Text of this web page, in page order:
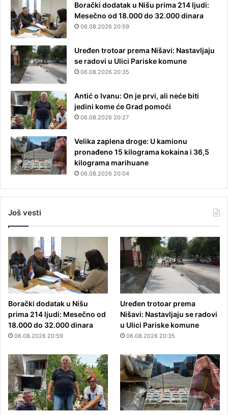
Borački dodatak u Nišu prima 214 ljudi:
Mesečno od 18.000 do 32.000 dinara
06.08.2026 20:59
Uređen trotoar prema Nišavi: Nastavljaju
se radovi u Ulici Pariske komune
06.08.2026 20:35
Antić o Ivanu: On je prvi, ali neće biti
jedini kome će Grad pomoći
06.08.2026 20:27
Velika zaplena droge: U kamionu
pronađeno 15 kilograma kokaina i 36,5
kilograma marihuane
06.08.2026 20:04
Još vesti
Borački dodatak u Nišu
prima 214 ljudi: Mesečno od
18.000 do 32.000 dinara
06.08.2026 20:59
Uređen trotoar prema
Nišavi: Nastavljaju se radovi
u Ulici Pariske komune
06.08.2026 20:35